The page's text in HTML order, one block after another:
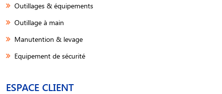
Outillages & équipements
Outillage à main
Manutention & levage
Equipement de sécurité
ESPACE CLIENT